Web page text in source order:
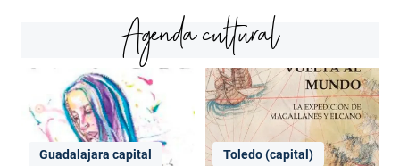
Agenda cultural
Guadalajara capital Toledo (capital)